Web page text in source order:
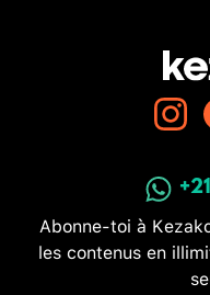
Abonne-toi à
les contenus en